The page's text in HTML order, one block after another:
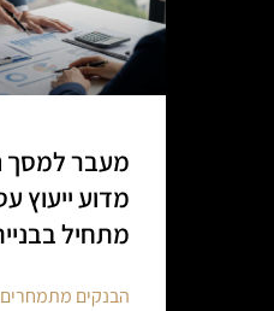
מעבר למסך
מדוע ייעוץ
מתחיל
הבנקים מתמחרים